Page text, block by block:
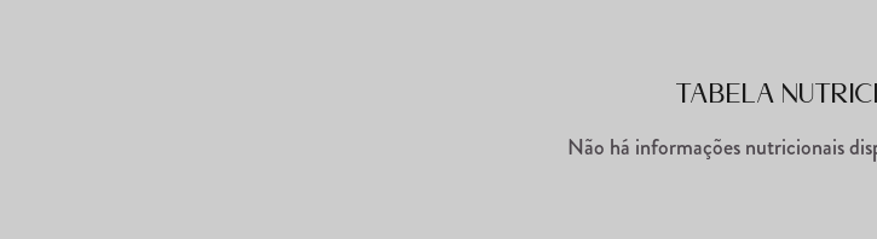
Tabela
Não há informações nutricionais